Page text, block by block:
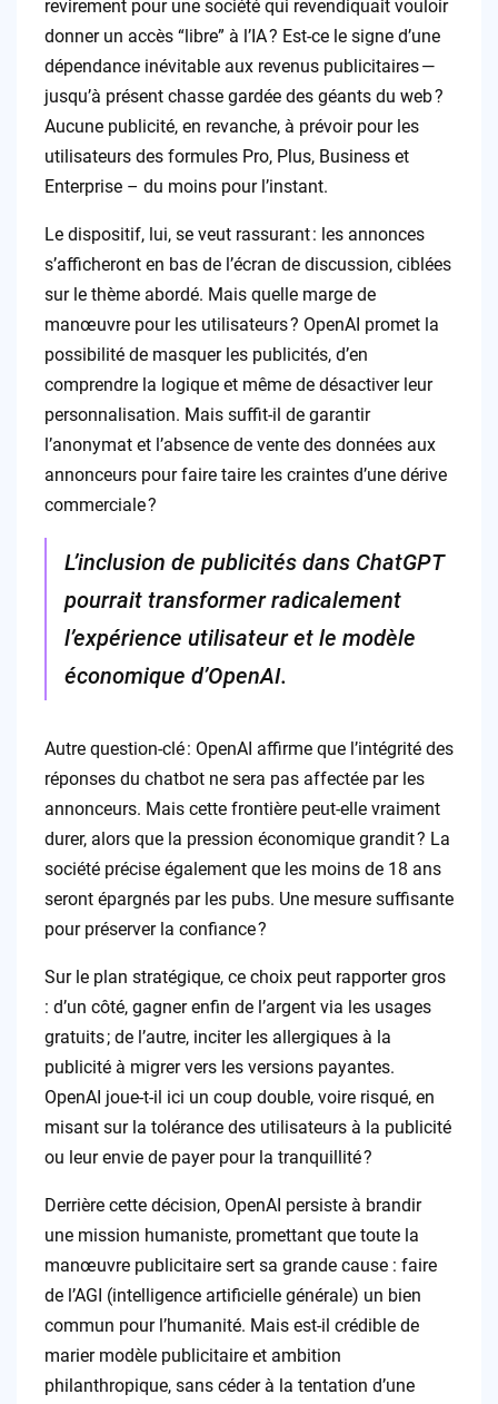
revirement pour une société qui revendiquait vouloir
donner un accès “libre” à l’IA ? Est-ce le signe d’une
dépendance inévitable aux revenus publicitaires —
jusqu’à présent chasse gardée des géants du web ?
Aucune publicité, en revanche, à prévoir pour les
utilisateurs des formules Pro, Plus, Business et
Enterprise – du moins pour l’instant.
Le dispositif, lui, se veut rassurant : les annonces
s’afficheront en bas de l’écran de discussion, ciblées
sur le thème abordé. Mais quelle marge de
manœuvre pour les utilisateurs ? OpenAI promet la
possibilité de masquer les publicités, d’en
comprendre la logique et même de désactiver leur
personnalisation. Mais suffit-il de garantir
l’anonymat et l’absence de vente des données aux
annonceurs pour faire taire les craintes d’une dérive
commerciale ?
L’inclusion de publicités dans ChatGPT
pourrait transformer radicalement
l’expérience utilisateur et le modèle
économique d’OpenAI.
Autre question-clé : OpenAI affirme que l’intégrité des
réponses du chatbot ne sera pas affectée par les
annonceurs. Mais cette frontière peut-elle vraiment
durer, alors que la pression économique grandit ? La
société précise également que les moins de 18 ans
seront épargnés par les pubs. Une mesure suffisante
pour préserver la confiance ?
Sur le plan stratégique, ce choix peut rapporter gros
: d’un côté, gagner enfin de l’argent via les usages
gratuits ; de l’autre, inciter les allergiques à la
publicité à migrer vers les versions payantes.
OpenAI joue-t-il ici un coup double, voire risqué, en
misant sur la tolérance des utilisateurs à la publicité
ou leur envie de payer pour la tranquillité ?
Derrière cette décision, OpenAI persiste à brandir
une mission humaniste, promettant que toute la
manœuvre publicitaire sert sa grande cause : faire
de l’AGI (intelligence artificielle générale) un bien
commun pour l’humanité. Mais est-il crédible de
marier modèle publicitaire et ambition
philanthropique, sans céder à la tentation d’une